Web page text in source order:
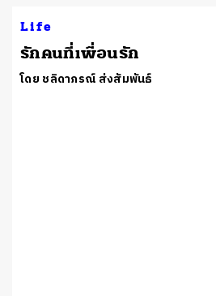
Life
รักคนที่เพื่อนรัก
โดย ชลิดาภรณ์ ส่งสัมพันธ์